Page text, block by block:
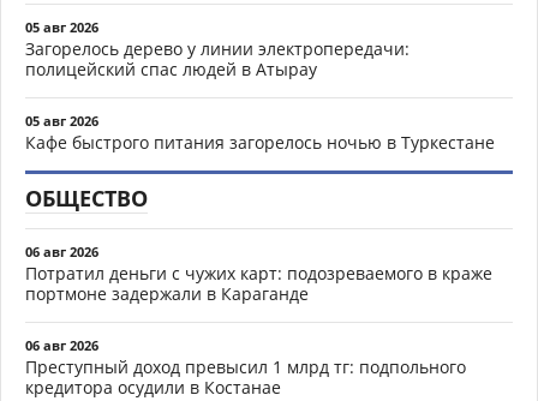
05 авг 2026
Загорелось дерево у линии электропередачи:
полицейский спас людей в Атырау
05 авг 2026
Кафе быстрого питания загорелось ночью в Туркестане
ОБЩЕСТВО
06 авг 2026
Потратил деньги с чужих карт: подозреваемого в краже
портмоне задержали в Караганде
06 авг 2026
Преступный доход превысил 1 млрд тг: подпольного
кредитора осудили в Костанае